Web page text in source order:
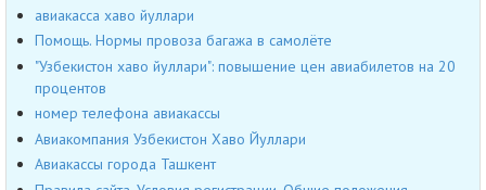
авиакасса хаво йуллари
Помощь. Нормы провоза багажа в самолёте
"Узбекистон хаво йуллари": повышение цен авиабилетов на 20
процентов
номер телефона авиакассы
Авиакомпания Узбекистон Хаво Йуллари
Авиакассы города Ташкент